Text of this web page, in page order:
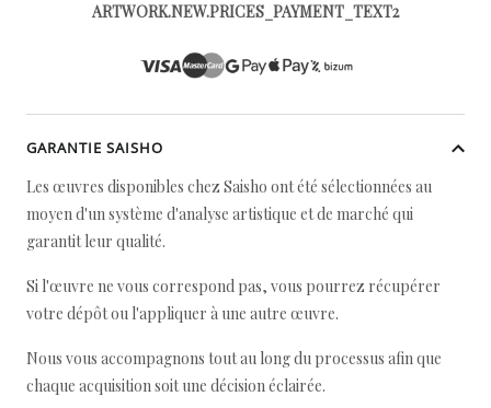
ARTWORK.NEW.PRICES_PAYMENT_TEXT2
GARANTIE SAISHO
Les œuvres disponibles chez Saisho ont été sélectionnées au
moyen d'un système d'analyse artistique et de marché qui
garantit leur qualité.
Si l'œuvre ne vous correspond pas, vous pourrez récupérer
votre dépôt ou l'appliquer à une autre œuvre.
Nous vous accompagnons tout au long du processus afin que
chaque acquisition soit une décision éclairée.